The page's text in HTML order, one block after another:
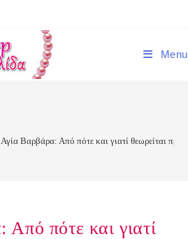
Menu
Αγία Βαρβάρα: Από πότε και γιατί θεωρείται
πότε και γιατί